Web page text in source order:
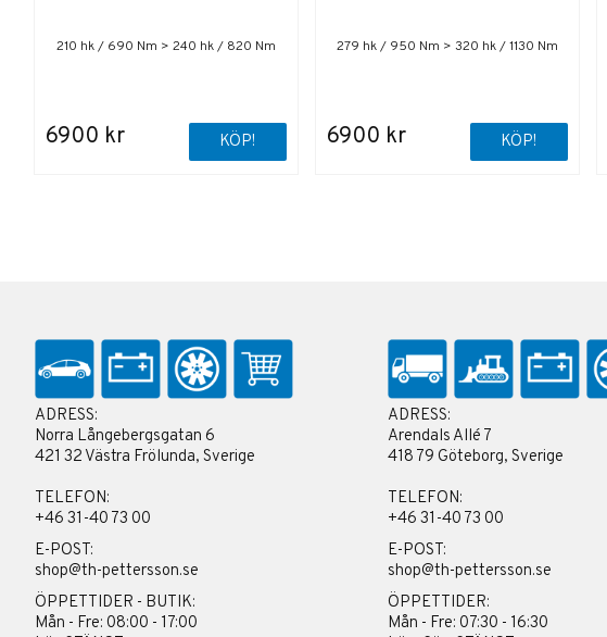
210 hk / 690 Nm > 240 hk / 820 Nm
6900 kr KÖP!
279 hk / 950 Nm > 320 hk / 1130 Nm
6900 kr KÖP!
ADRESS:
Norra Långebergsgatan 6
421 32 Västra Frölunda, Sverige
TELEFON:
+46 31-40 73 00
E-POST:
shop@th-pettersson.se
ÖPPETTIDER - BUTIK:
Mån - Fre: 08:00 - 17:00
ADRESS:
Arendals Allé 7
418 79 Göteborg, Sverige
TELEFON:
+46 31-40 73 00
E-POST:
shop@th-pettersson.se
ÖPPETTIDER:
Mån - Fre: 07:30 - 16:30